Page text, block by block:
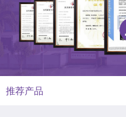
推荐产品